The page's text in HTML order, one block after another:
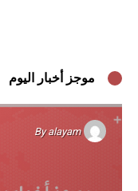
موجز أخبار اليوم
Byalayam